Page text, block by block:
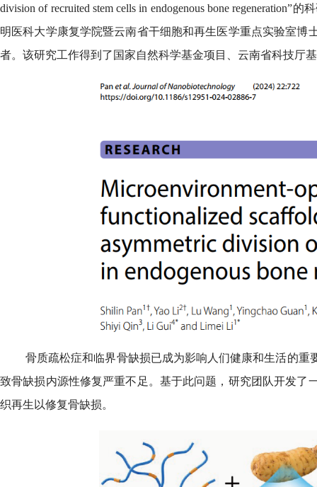
division of recruited stem cells in endogenous bone
明医科大学康复学院暨云南省干细胞和再生医学重点实验室
者。该研究工作得到了国家自然科学基金项目、云南省科技
骨质疏松症和临界骨缺损已成为影响人们健康和生活的
致骨缺损内源性修复严重不足。基于此问题，研究团队开发
织再生以修复骨缺损。